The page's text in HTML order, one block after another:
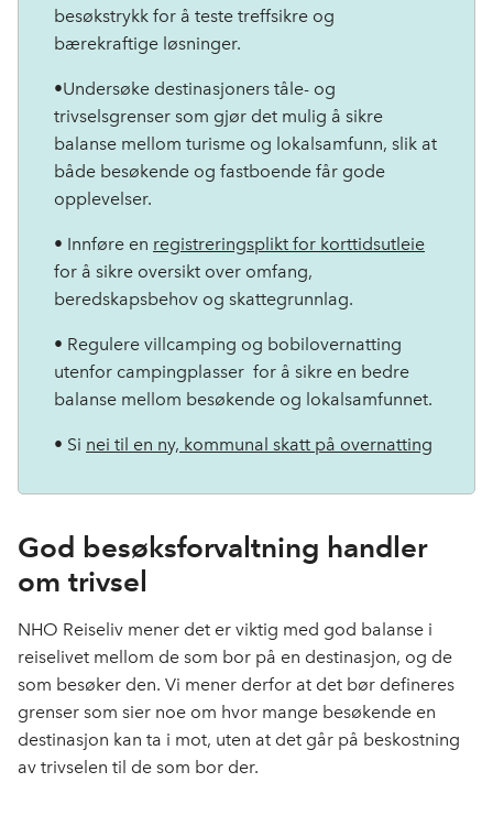
besøkstrykk for å teste treffsikre og
bærekraftige løsninger.
•Undersøke destinasjoners tåle- og
trivselsgrenser som gjør det mulig å sikre
balanse mellom turisme og lokalsamfunn, slik at
både besøkende og fastboende får gode
opplevelser.
• Innføre en registreringsplikt for korttidsutleie
for å sikre oversikt over omfang,
beredskapsbehov og skattegrunnlag.
• Regulere villcamping og bobilovernatting
utenfor campingplasser for å sikre en bedre
balanse mellom besøkende og lokalsamfunnet.
• Si nei til en ny, kommunal skatt på overnatting
God besøksforvaltning handler
om trivsel
NHO Reiseliv mener det er viktig med god balanse i
reiselivet mellom de som bor på en destinasjon, og de
som besøker den. Vi mener derfor at det bør defineres
grenser som sier noe om hvor mange besøkende en
destinasjon kan ta i mot, uten at det går på beskostning
av trivselen til de som bor der.